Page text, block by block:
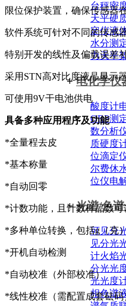
台秤密
天平硬
定仪液
水分测
力天平
+电化学仪
酸度计
ORP测
数分析
质硬度
位滴定
尔费休
位仪电
+光谱/色
可见分
见分光
计火焰
分光光
光光度
相色谱
限位保护装置，确保传感器
软件系统可针对不同的传感
特别开发的线性及偏载误差
采用STN高对比度液晶显示
可使用9V干电池供电
具备多种应用程序及功能
*全量程去皮
*基本称量
*自动回零
*计数功能，且计数样品数可
*多种单位转换，包括g（克
*开机自动检测
*自动校准（外部校准）
*线性校准（需配置成套砝码